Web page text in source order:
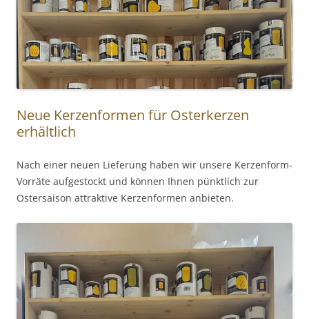
Neue Kerzenformen für Osterkerzen
erhältlich
Nach einer neuen Lieferung haben wir unsere Kerzenform-
Vorräte aufgestockt und können Ihnen pünktlich zur
Ostersaison attraktive Kerzenformen anbieten.